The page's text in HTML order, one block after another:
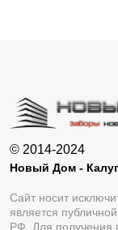
© 2014-2024
Новый Дом -
Сайт носит
является
РФ. Для получения